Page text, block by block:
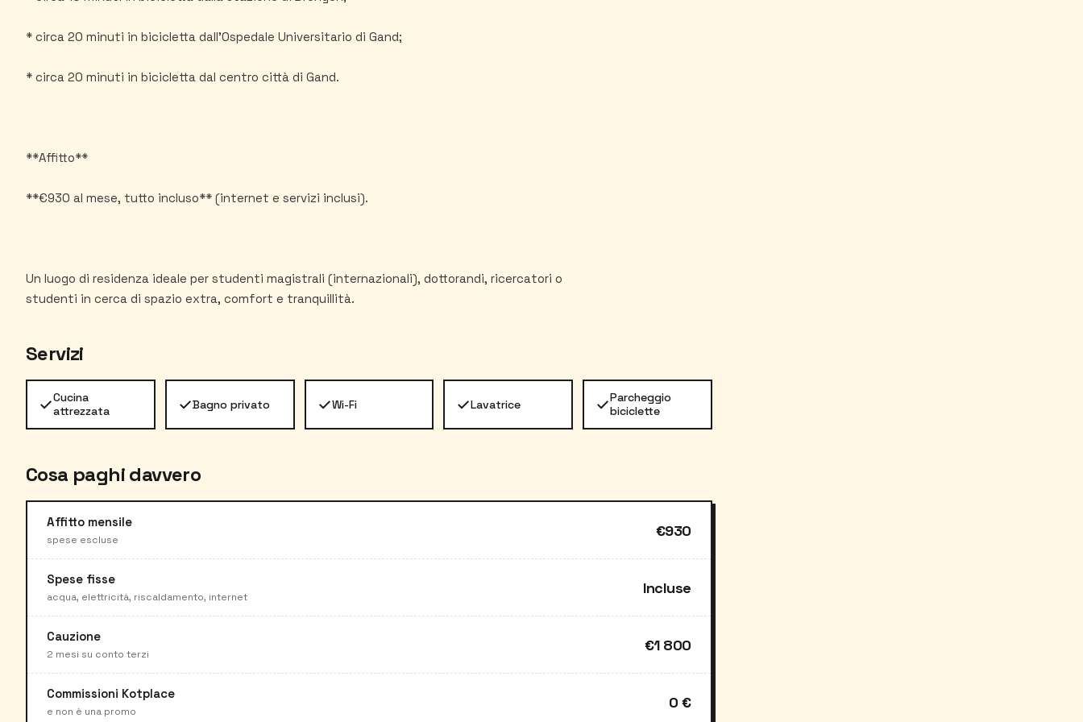
* circa 20 minuti in bicicletta dall'Ospedale Universitario di Gand;
* circa 20 minuti in bicicletta dal centro città di Gand.
**Affitto**
**€930 al mese, tutto incluso** (internet e servizi inclusi).
Un luogo di residenza ideale per studenti magistrali (internazionali), dottorandi, ricercatori o
Servizi
✓Cucina
attrezzata
✓Bagno privato ✓Wi-Fi ✓Lavatrice ✓Parcheggio
biciclette
Cosa paghi davvero
Affitto mensile
spese escluse
€930
Spese fisse
acqua, elettricità, riscaldamento, internet
Incluse
Cauzione
2 mesi su conto terzi
€1 800
Commissioni Kotplace
e non è una promo
0 €